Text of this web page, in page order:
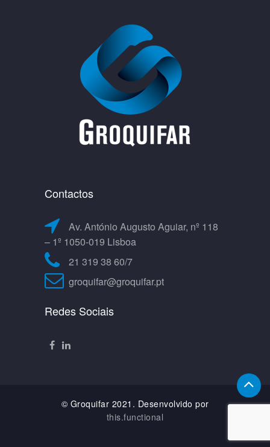
Contactos
Av. António Augusto Aguiar, nº 118
– 1º 1050-019 Lisboa
21 319 38 60/7
groquifar@groquifar.pt
Redes Sociais
© Groquifar 2021. Desenvolvido por
this.functional